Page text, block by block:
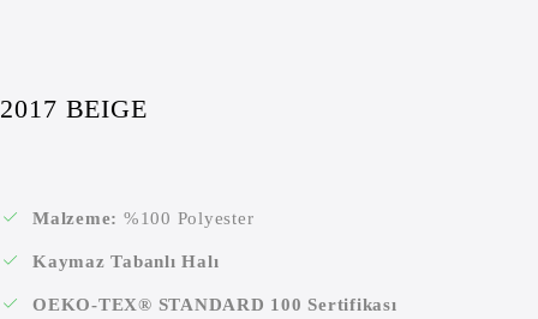
2017 BEIGE
Malzeme: %100 Polyester
Kaymaz Tabanlı Halı
OEKO-TEX® STANDARD 100 Sertifikası